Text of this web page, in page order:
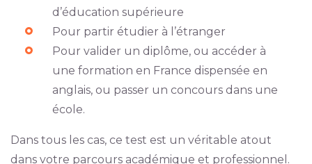
d’éducation supérieure
Pour partir étudier à l’étranger
Pour valider un diplôme, ou accéder à
une formation en France dispensée en
anglais, ou passer un concours dans une
école.
Dans tous les cas, ce test est un véritable atout
dans votre parcours académique et professionnel.